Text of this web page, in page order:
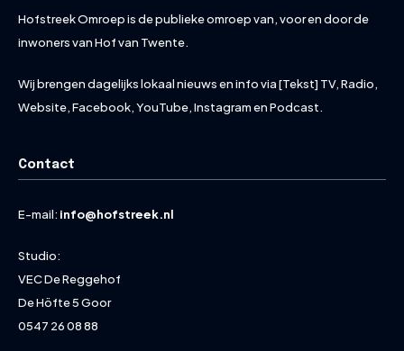
Hofstreek Omroep is de publieke omroep van, voor en door de
inwoners van Hof van Twente.
Wij brengen dagelijks lokaal nieuws en info via [Tekst] TV, Radio,
Website, Facebook, YouTube, Instagram en Podcast.
Contact
E-mail: info@hofstreek.nl
Studio:
VEC De Reggehof
De Höfte 5 Goor
0547 26 08 88